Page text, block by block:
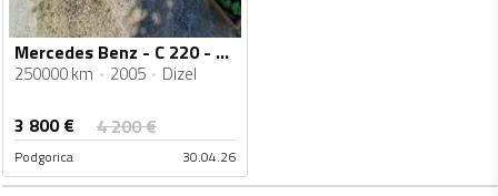
Mercedes Benz - C 220 - 2.2 cdi 110kw
250000 km 2005 Dizel
3 800€ 4 200€
Podgorica 30.04.26